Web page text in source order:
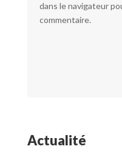
dans le navigateur
commentaire.
Actualité